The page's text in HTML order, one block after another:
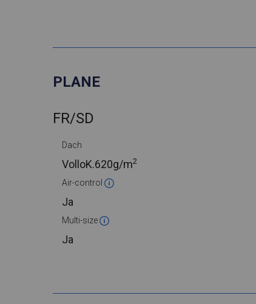
PLANE
FR/SD
Dach
VolloK.620g/m2
Air-control
Ja
Multi-size
Ja